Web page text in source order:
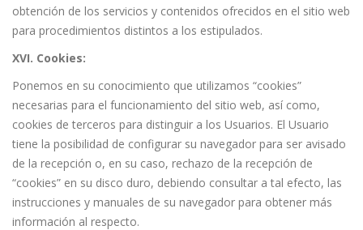
obtención de los servicios y contenidos ofrecidos en el sitio web
para procedimientos distintos a los estipulados.
XVI. Cookies:
Ponemos en su conocimiento que utilizamos “cookies”
necesarias para el funcionamiento del sitio web, así como,
cookies de terceros para distinguir a los Usuarios. El Usuario
tiene la posibilidad de configurar su navegador para ser avisado
de la recepción o, en su caso, rechazo de la recepción de
“cookies” en su disco duro, debiendo consultar a tal efecto, las
instrucciones y manuales de su navegador para obtener más
información al respecto.